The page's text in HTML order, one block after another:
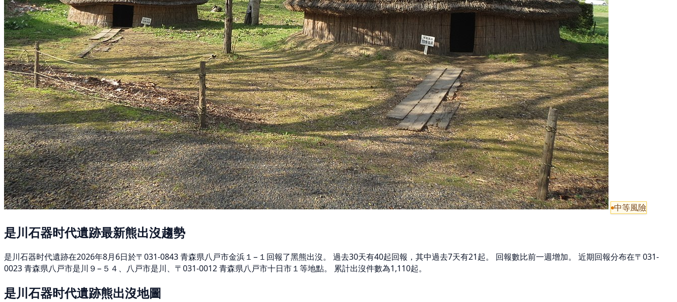
中等風險
是川石器时代遺跡最新熊出沒趨勢
是川石器时代遺跡在2026年8月6日於〒031-0843 青森県八戸市金浜１−１回報了黑熊出沒。 過去30天有40起回報，其中過去7天有21起。 回報數比前一週增加。 近期回報分布在〒031-
0023 青森県八戸市是川９−５４、八戸市是川、〒031-0012 青森県八戸市十日市１等地點。 累計出沒件數為1,110起。
是川石器时代遺跡熊出沒地圖